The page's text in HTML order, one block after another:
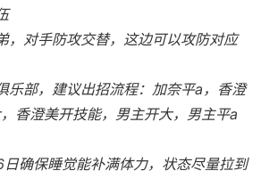
，对手防攻交替，这边可以攻防对应
乐部，建议出招流程：加奈平a，香澄
香澄美开技能，男主开大，男主平a
确保睡觉能补满体力，状态尽量拉到